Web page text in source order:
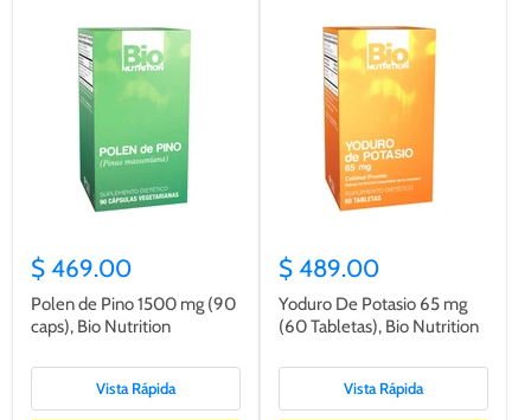
$ 469.00
Polen de Pino 1500 mg (90
caps), Bio Nutrition
Vista Rápida
$ 489.00
Yoduro De Potasio 65 mg
(60 Tabletas), Bio Nutrition
Vista Rápida